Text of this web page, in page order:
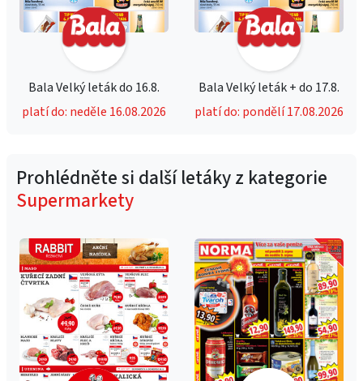
Bala Velký leták do 16.8.
platí do: neděle 16.08.2026
Bala Velký leták + do 17.8.
platí do: pondělí 17.08.2026
Prohlédněte si další letáky z kategorie
Supermarkety